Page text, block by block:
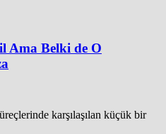
Ama Belki de O
karşılaşılan küçük bir